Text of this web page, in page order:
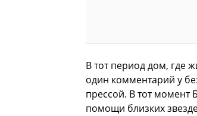
В тот период дом, где
один комментарий у
прессой. В тот момент
помощи близких